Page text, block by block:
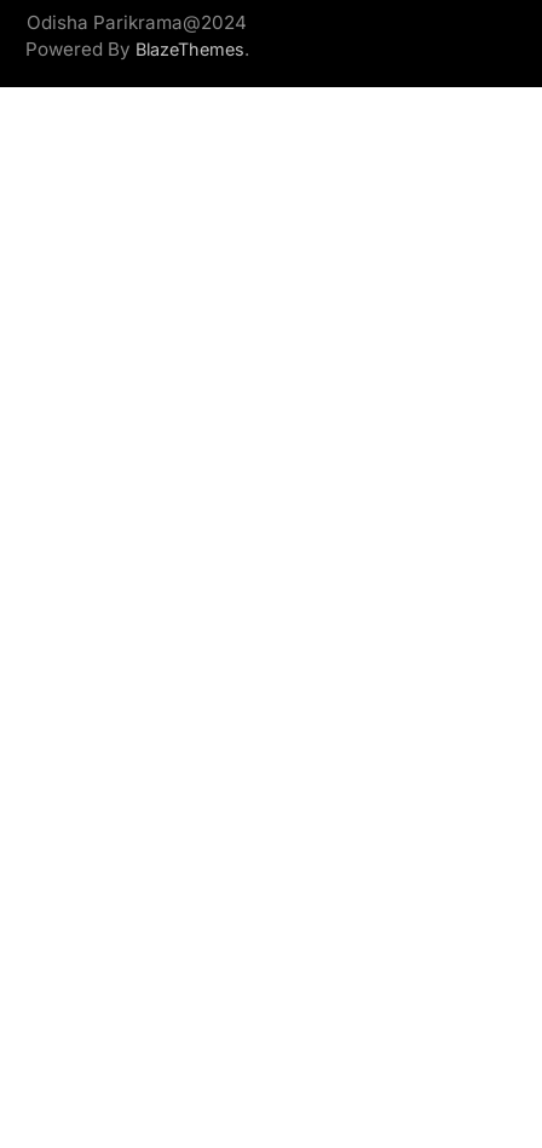
Odisha Parikrama@2024
Powered By BlazeThemes.